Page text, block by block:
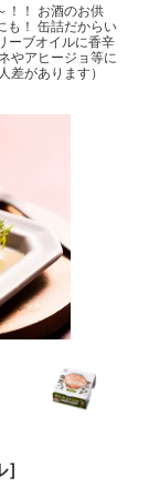
！
お酒のお供
も！ 缶詰だからい
ーブオイルに香辛
やアヒージョ等に
差があります）